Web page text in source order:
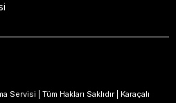
| Tüm Hakları Saklıdır | Karaçalı